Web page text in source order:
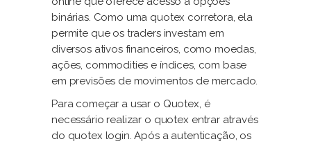
binárias. Como uma quotex corretora, ela
permite que os traders investam em
diversos ativos financeiros, como moedas,
ações, commodities e índices, com base
em previsões de movimentos de mercado.
Para começar a usar o Quotex, é
necessário realizar o quotex entrar através
do quotex login. Após a autenticação, os